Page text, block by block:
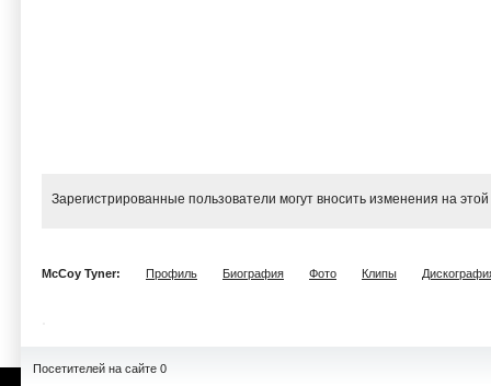
Зарегистрированные пользователи могут вносить изменения на
McCoy Tyner: Профиль Биография Фото Клипы
Посетителей на сайте 0